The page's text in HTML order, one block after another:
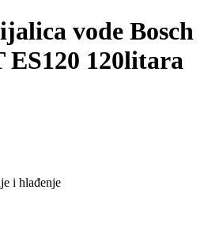
vode Bosch
ES120 120litara
i hlađenje